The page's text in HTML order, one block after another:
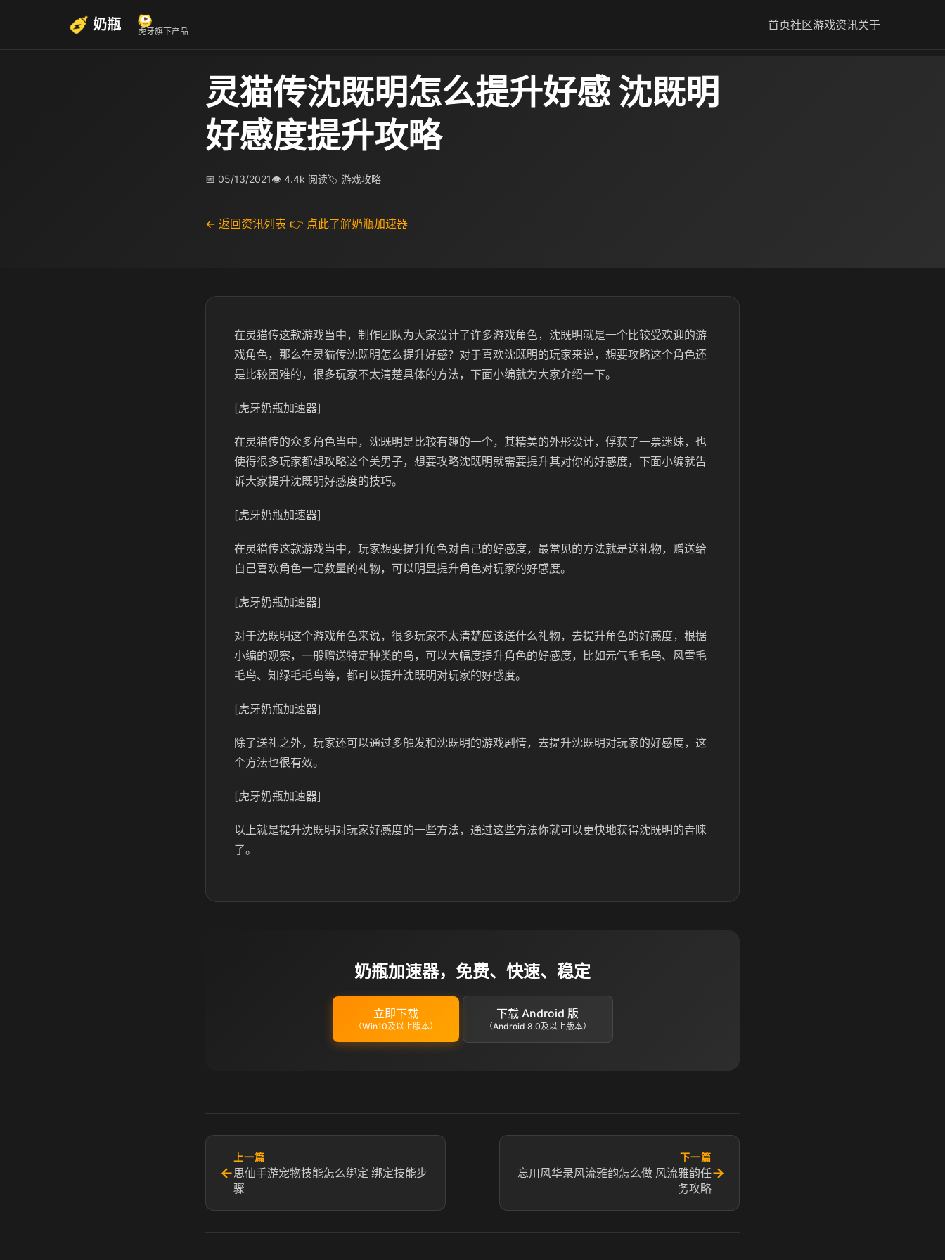
奶瓶 虎牙旗下产品 首页社区游戏资讯关于
灵猫传沈既明怎么提升好感 沈既明
好感度提升攻略
📅 05/13/2021👁 4.4k 阅读🏷 游戏攻略
← 返回资讯列表 👉 点此了解奶瓶加速器
在灵猫传这款游戏当中，制作团队为大家设计了许多游戏角色，沈既明就是一个比较受欢迎的游
戏角色，那么在灵猫传沈既明怎么提升好感？对于喜欢沈既明的玩家来说，想要攻略这个角色还
是比较困难的，很多玩家不太清楚具体的方法，下面小编就为大家介绍一下。
[虎牙奶瓶加速器]
在灵猫传的众多角色当中，沈既明是比较有趣的一个，其精美的外形设计，俘获了一票迷妹，也
使得很多玩家都想攻略这个美男子，想要攻略沈既明就需要提升其对你的好感度，下面小编就告
诉大家提升沈既明好感度的技巧。
[虎牙奶瓶加速器]
在灵猫传这款游戏当中，玩家想要提升角色对自己的好感度，最常见的方法就是送礼物，赠送给
自己喜欢角色一定数量的礼物，可以明显提升角色对玩家的好感度。
[虎牙奶瓶加速器]
对于沈既明这个游戏角色来说，很多玩家不太清楚应该送什么礼物，去提升角色的好感度，根据
小编的观察，一般赠送特定种类的鸟，可以大幅度提升角色的好感度，比如元气毛毛鸟、风雪毛
毛鸟、知绿毛毛鸟等，都可以提升沈既明对玩家的好感度。
[虎牙奶瓶加速器]
除了送礼之外，玩家还可以通过多触发和沈既明的游戏剧情，去提升沈既明对玩家的好感度，这
个方法也很有效。
[虎牙奶瓶加速器]
以上就是提升沈既明对玩家好感度的一些方法，通过这些方法你就可以更快地获得沈既明的青睐
了。
奶瓶加速器，免费、快速、稳定
立即下载
（Win10及以上版本）
下载 Android 版
（Android 8.0及以上版本）
←
上一篇
思仙手游宠物技能怎么绑定 绑定技能步
骤
下一篇
忘川风华录风流雅韵怎么做 风流雅韵任
务攻略
→